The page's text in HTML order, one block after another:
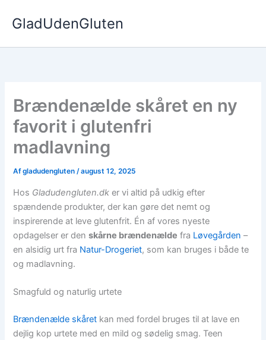
GladUdenGluten
Brændenælde skåret en ny
favorit i glutenfri
madlavning
Afgladudengluten/august 12, 2025
Hos Gladudengluten.dk er vi altid på udkig efter
spændende produkter, der kan gøre det nemt og
inspirerende at leve glutenfrit. Én af vores nyeste
opdagelser er denskårne brændenælde fra Løvegården –
en alsidig urt fra Natur-Drogeriet, som kan bruges i både te
og madlavning.
Smagfuld og naturlig urtete
Brændenælde skåret kan med fordel bruges til at lave en
dejlig kop urtete med en mild og sødelig smag. Teen